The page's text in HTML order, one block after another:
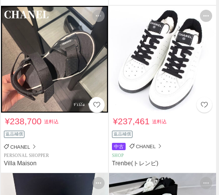
¥238,700送料込
返品補償
CHANEL
PERSONAL SHOPPER
Villa Maison
¥237,461送料込
返品補償
中古 CHANEL
SHOP
Trenbe(トレンビ)